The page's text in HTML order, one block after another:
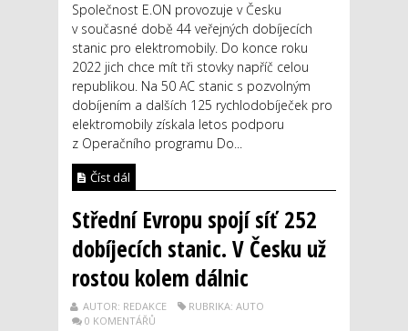
Společnost E.ON provozuje v Česku
v současné době 44 veřejných dobíjecích
stanic pro elektromobily. Do konce roku
2022 jich chce mít tři stovky napříč celou
republikou. Na 50 AC stanic s pozvolným
dobíjením a dalších 125 rychlodobíječek pro
elektromobily získala letos podporu
z Operačního programu Do...
Číst dál
Střední Evropu spojí síť 252
dobíjecích stanic. V Česku už
rostou kolem dálnic
AUTOR: REDAKCE
RUBRIKA: AUTO
0 KOMENTÁŘŮ